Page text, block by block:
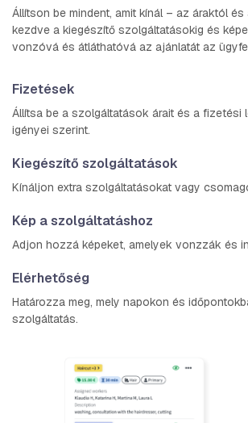
Állítson be mindent, amit kínál – az áraktól
kezdve a kiegészítő szolgáltatásokig és
vonzóvá és átláthatóvá az ajánlatát az
Fizetések
Állítsa be a szolgáltatások árait és a fizetési
igényei szerint.
Kiegészítő szolgáltatások
Kínáljon extra szolgáltatásokat vagy
Kép a szolgáltatáshoz
Adjon hozzá képeket, amelyek vonzzák és
Elérhetőség
Határozza meg, mely napokon és
szolgáltatás.